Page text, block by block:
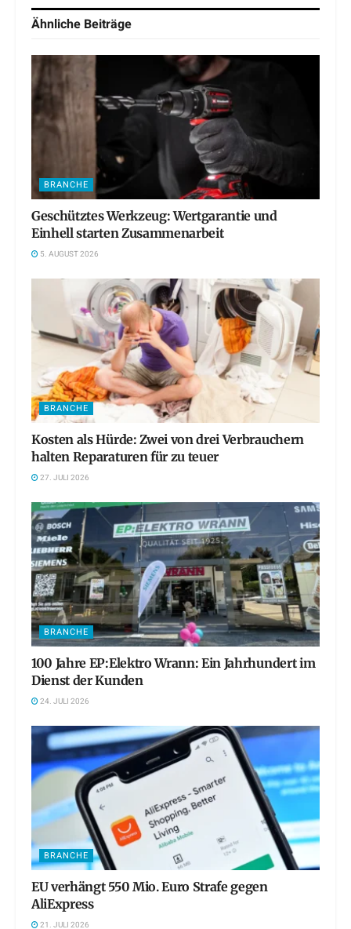
Ähnliche Beiträge
BRANCHE
Geschütztes Werkzeug: Wertgarantie und
Einhell starten Zusammenarbeit
5. AUGUST 2026
BRANCHE
Kosten als Hürde: Zwei von drei Verbrauchern
halten Reparaturen für zu teuer
27. JULI 2026
BRANCHE
100 Jahre EP:Elektro Wrann: Ein Jahrhundert im
Dienst der Kunden
24. JULI 2026
BRANCHE
EU verhängt 550 Mio. Euro Strafe gegen
AliExpress
21. JULI 2026